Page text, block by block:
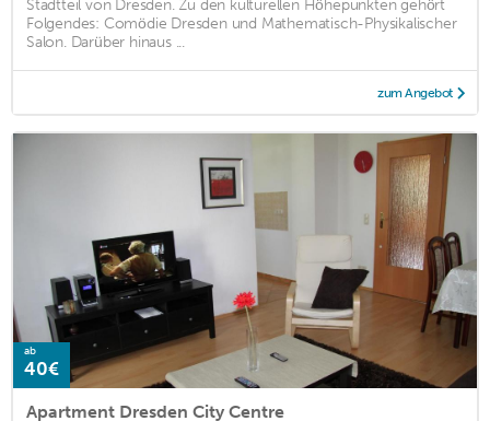
Stadtteil von Dresden. Zu den kulturellen Höhepunkten gehört
Folgendes: Comödie Dresden und Mathematisch-Physikalischer
Salon. Darüber hinaus ...
zum Angebot
ab
40€
Apartment Dresden City Centre